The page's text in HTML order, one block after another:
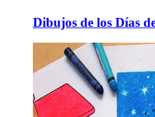
Dibujos de los Días